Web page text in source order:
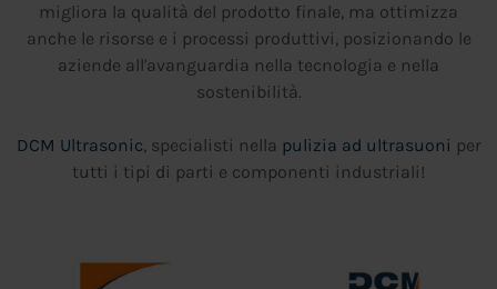
migliora la qualità del prodotto finale, ma ottimizza
anche le risorse e i processi produttivi, posizionando le
aziende all'avanguardia nella tecnologia e nella
sostenibilità.
DCM Ultrasonic, specialisti nella pulizia ad ultrasuoni per
tutti i tipi di parti e componenti industriali!